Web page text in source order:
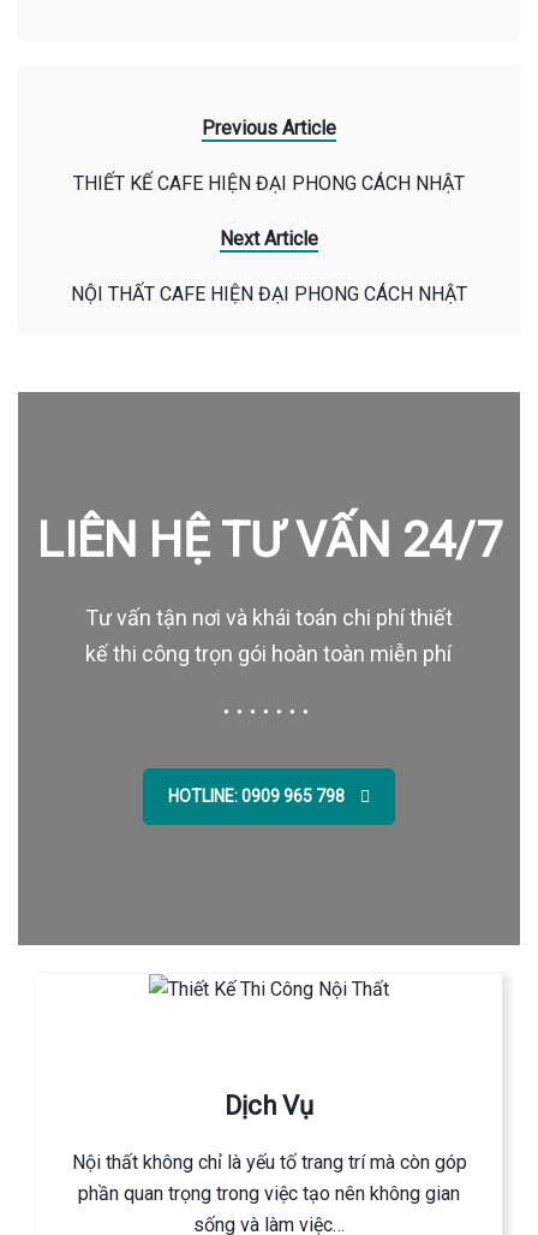
Previous Article
THIẾT KẾ CAFE HIỆN ĐẠI PHONG CÁCH NHẬT
Next Article
NỘI THẤT CAFE HIỆN ĐẠI PHONG CÁCH NHẬT
LIÊN HỆ TƯ VẤN 24/7
Tư vấn tận nơi và khái toán chi phí thiết
kế thi công trọn gói hoàn toàn miễn phí
HOTLINE: 0909 965 798
Dịch Vụ
Nội thất không chỉ là yếu tố trang trí mà còn góp
phần quan trọng trong việc tạo nên không gian
sống và làm việc…